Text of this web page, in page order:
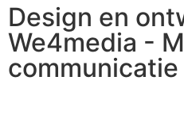
Design en
We4media -
communicatie